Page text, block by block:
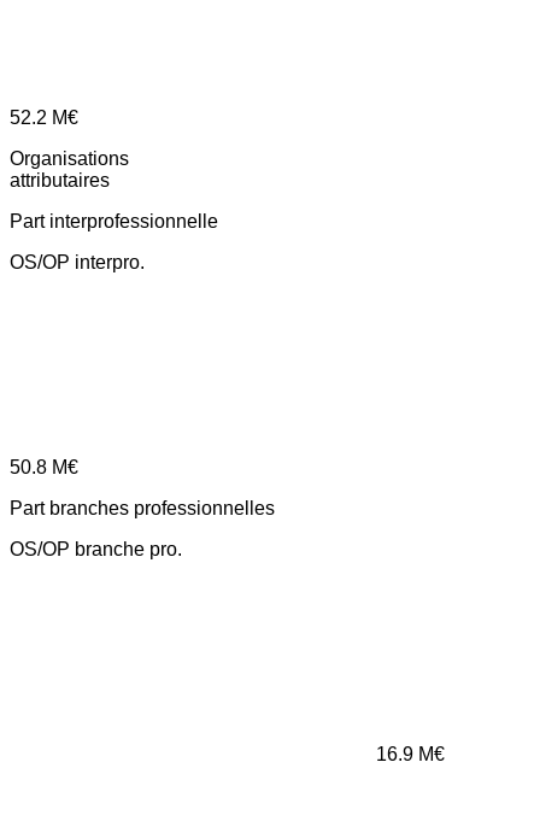
52.2 M€
Organisations
attributaires
Part interprofessionnelle
OS/OP interpro.
50.8 M€
Part branches professionnelles
OS/OP branche pro.
16.9 M€